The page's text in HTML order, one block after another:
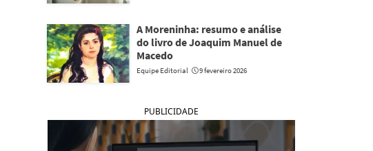
A Moreninha: resumo e análise
do livro de Joaquim Manuel de
Macedo
Equipe Editorial 9 fevereiro 2026
PUBLICIDADE